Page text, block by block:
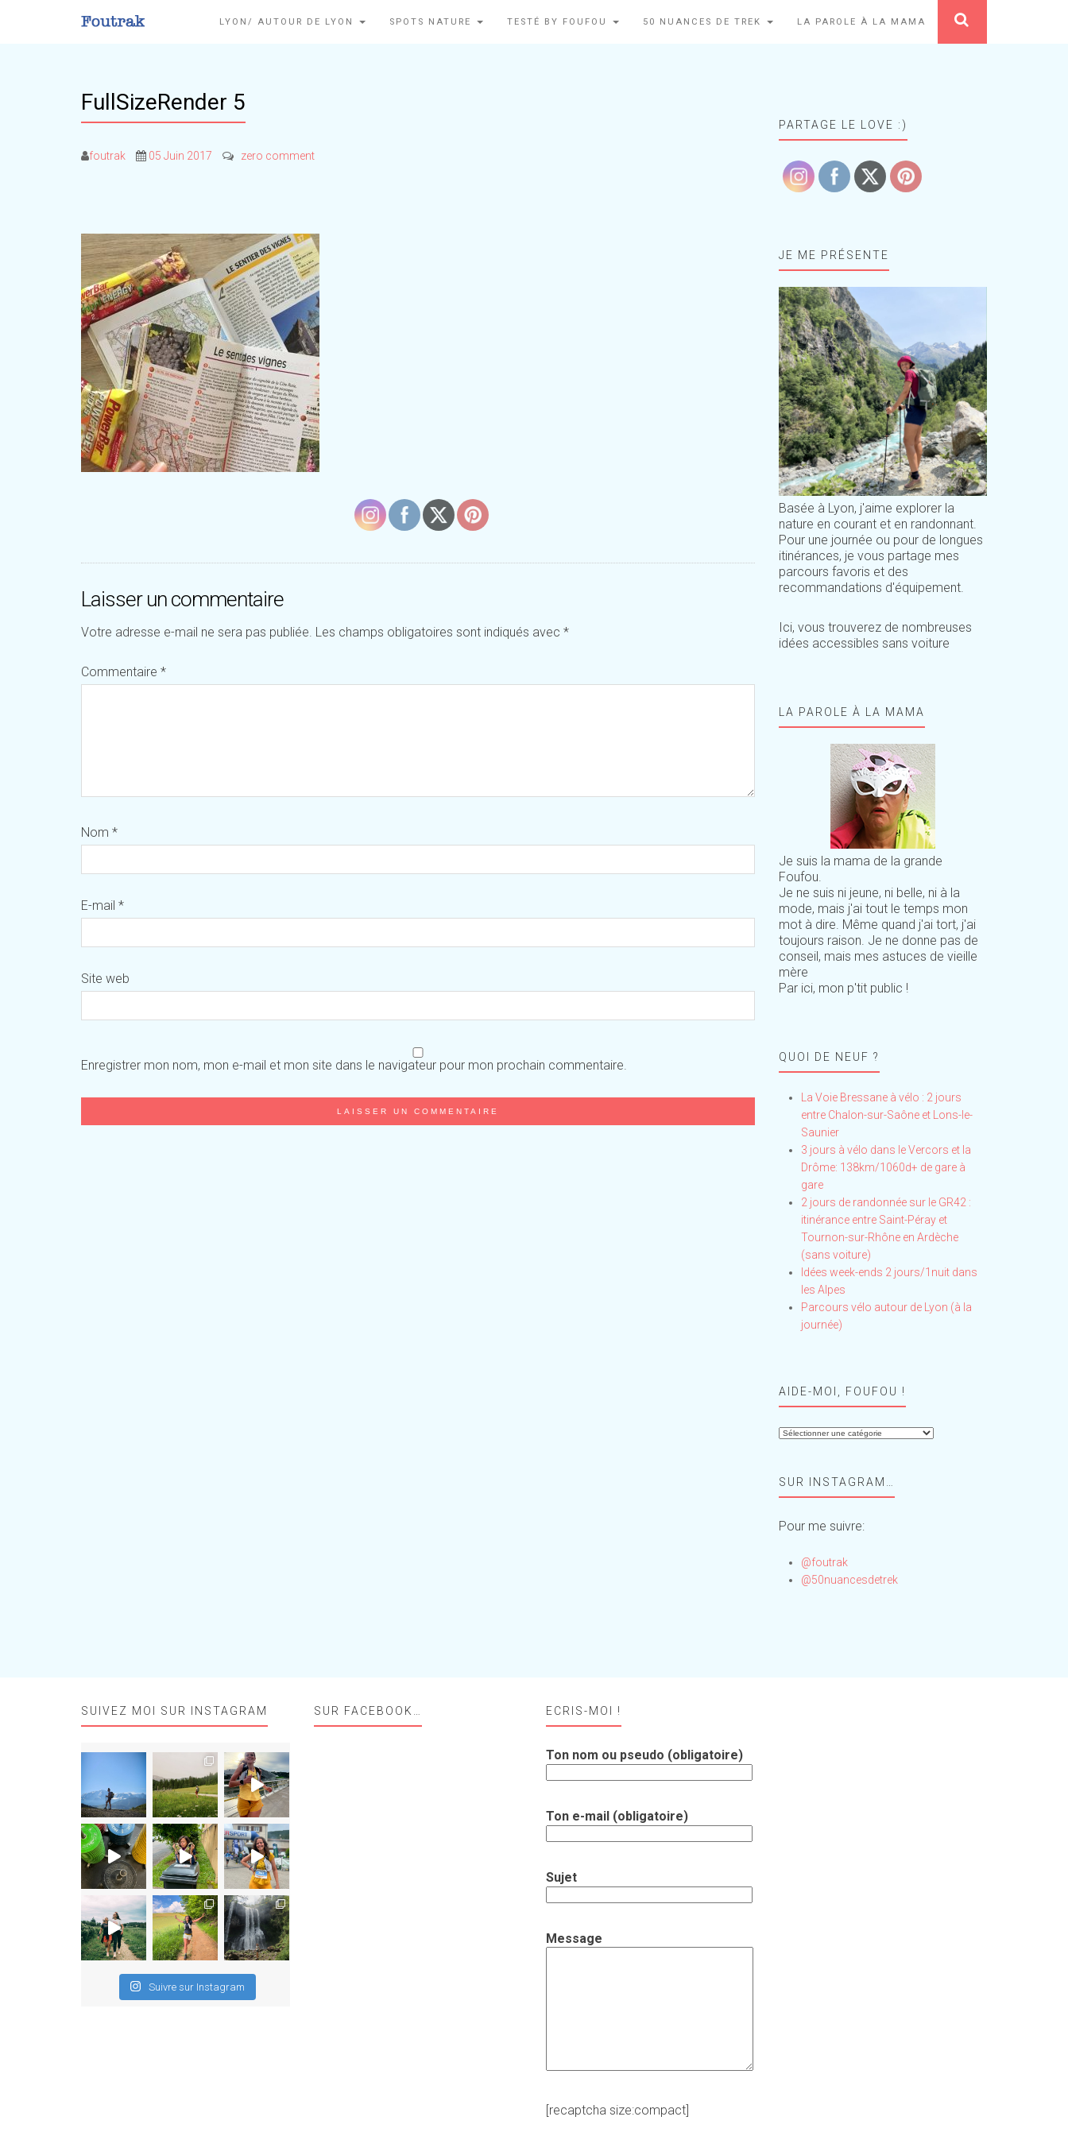
LYON/ AUTOUR DE LYON SPOTS NATURE TESTÉ BY FOUFOU 50 NUANCES DE TREK LA PAROLE À LA MAMA
FullSizeRender 5
foutrak 05 Juin 2017 zero comment
Laisser un commentaire
Votre adresse e-mail ne sera pas publiée. Les champs obligatoires sont indiqués avec *
Commentaire *
Nom *
E-mail *
Site web
Enregistrer mon nom, mon e-mail et mon site dans le navigateur pour mon prochain commentaire.
PARTAGE LE LOVE :)
JE ME PRÉSENTE
Basée à Lyon, j'aime explorer la
nature en courant et en randonnant.
Pour une journée ou pour de longues
itinérances, je vous partage mes
parcours favoris et des
recommandations d'équipement.
Ici, vous trouverez de nombreuses
idées accessibles sans voiture
LA PAROLE À LA MAMA
Je suis la mama de la grande
Foufou.
Je ne suis ni jeune, ni belle, ni à la
mode, mais j'ai tout le temps mon
mot à dire. Même quand j'ai tort, j'ai
toujours raison. Je ne donne pas de
conseil, mais mes astuces de vieille
mère
Par ici, mon p'tit public !
QUOI DE NEUF ?
La Voie Bressane à vélo : 2 jours
entre Chalon-sur-Saône et Lons-le-
Saunier
3 jours à vélo dans le Vercors et la
Drôme: 138km/1060d+ de gare à
gare
2 jours de randonnée sur le GR42 :
itinérance entre Saint-Péray et
Tournon-sur-Rhône en Ardèche
(sans voiture)
Idées week-ends 2 jours/1nuit dans
les Alpes
Parcours vélo autour de Lyon (à la
journée)
AIDE-MOI, FOUFOU !
Aide-
!SUR INSTAGRAM…
Pour me suivre:
@foutrak
@50nuancesdetrek
SUIVEZ MOI SUR INSTAGRAM
Suivre sur Instagram
SUR FACEBOOK… ECRIS-MOI !
Ton nom ou pseudo (obligatoire)
Ton e-mail (obligatoire)
Sujet
Message
[recaptcha size:compact]